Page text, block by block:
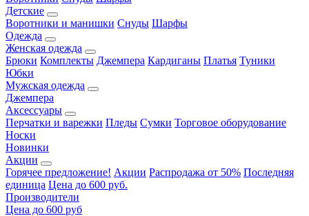
Детские
Воротники и манишки Снуды Шарфы
Одежда
Женская одежда
Брюки Комплекты Джемпера Кардиганы Платья Туники
Юбки
Мужская одежда
Джемпера
Аксессуары
Перчатки и варежки Пледы Сумки Торговое оборудование
Носки
Новинки
Акции
Горячее предложение! Акции Распродажа от 50% Последняя
единица Цена до 600 руб.
Производители
Цена до 600 руб